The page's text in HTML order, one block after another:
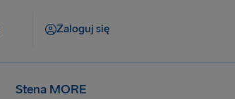
Zaloguj się
Stena MORE